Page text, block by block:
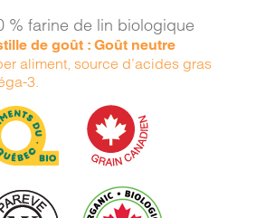
% farine de lin biologique
de goût : Goût neutre
aliment, source d’acides gras
3.